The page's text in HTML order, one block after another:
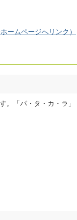
ームページへリンク）
。「パ・タ・カ・ラ」